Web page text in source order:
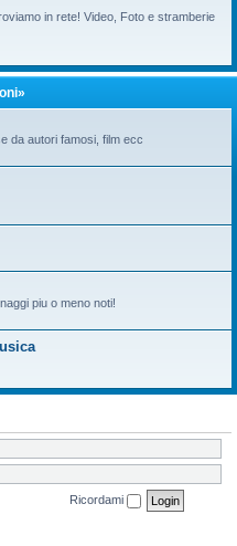
in rete! Video, Foto e stramberie
da autori famosi, film ecc
piu o meno noti!
Ricordami